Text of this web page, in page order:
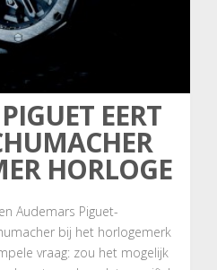
EERT
HORLOGE
Audemars Piguet-
bij het horlogemerk
vraag: zou het mogelijk